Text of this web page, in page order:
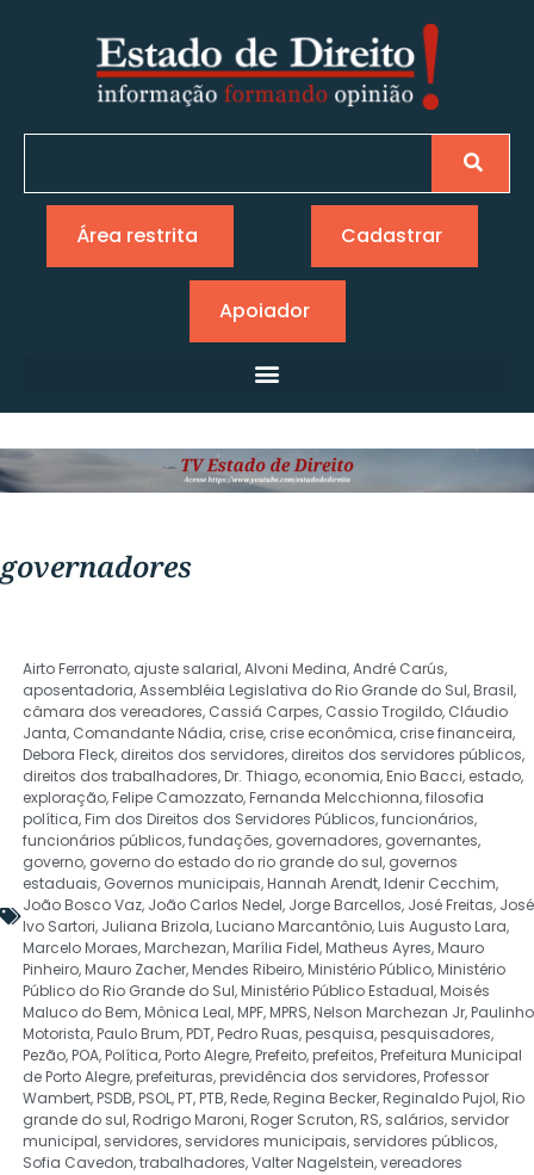
Área restrita Cadastrar
Apoiador
governadores
Airto Ferronato, ajuste salarial,Alvoni Medina,André Carús,
aposentadoria,Assembléia Legislativa do Rio Grande do Sul,Brasil,
câmara dos vereadores, Cassiá Carpes, Cassio Trogildo, Cláudio
Janta, Comandante Nádia, crise, crise econômica, crise financeira,
Debora Fleck, direitos dos servidores, direitos dos servidores públicos,
direitos dos trabalhadores,Dr. Thiago, economia,Enio Bacci, estado,
exploração,Felipe Camozzato,Fernanda Melcchionna,filosofia
política,Fim dos Direitos dos Servidores Públicos,funcionários,
funcionários públicos,fundações, governadores, governantes,
governo, governo do estado do rio grande do sul, governos
estaduais, Governos municipais,Hannah Arendt,Idenir Cecchim,
João Bosco Vaz, João Carlos Nedel, Jorge Barcellos, José Freitas, José
Ivo Sartori, Juliana Brizola,Luciano Marcantônio,Luis Augusto Lara,
Marcelo Moraes,Marchezan,Marília Fidel,Matheus Ayres,Mauro
Pinheiro,Mauro Zacher,Mendes Ribeiro,Ministério Público,Ministério
Público do Rio Grande do Sul,Ministério Público Estadual,Moisés
Maluco do Bem,Mônica Leal,MPF,MPRS,Nelson Marchezan Jr,Paulinho
Motorista,Paulo Brum,PDT,Pedro Ruas,pesquisa,pesquisadores,
Pezão,POA,Política,Porto Alegre,Prefeito,prefeitos,Prefeitura Municipal
de Porto Alegre,prefeituras,previdência dos servidores,Professor
Wambert,PSDB,PSOL,PT,PTB,Rede,Regina Becker,Reginaldo Pujol,Rio
grande do sul,Rodrigo Maroni,Roger Scruton,RS, salários, servidor
municipal, servidores, servidores municipais, servidores públicos,
Sofia Cavedon,trabalhadores,Valter Nagelstein,vereadores